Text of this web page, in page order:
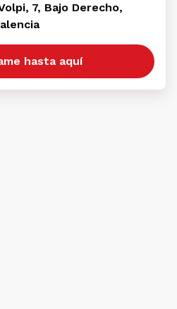
7, Bajo Derecho,
hasta aquí